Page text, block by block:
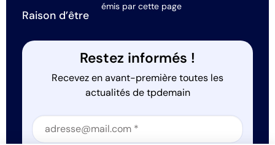
Raison d’être
émis par cette page
Restez informés !
Recevez en avant-première toutes les
actualités de tpdemain
Section